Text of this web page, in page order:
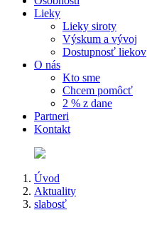
Lieky
Lieky siroty
Výskum a vývoj
Dostupnosť liekov
O nás
Kto sme
Chcem pomôcť
2 % z dane
Partneri
Kontakt
Úvod
Aktuality
slabosť